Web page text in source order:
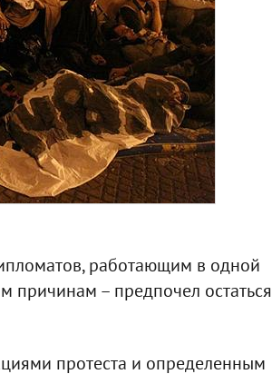
работающим в одной
причинам – предпочел остаться
протеста и определенным